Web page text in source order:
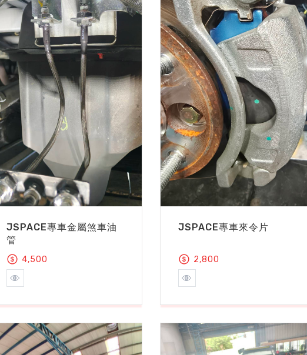
JSPACE專車金屬煞車油
管
4,500
JSPACE專車來令片
2,800